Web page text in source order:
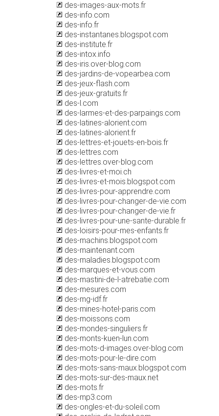
des-images-aux-mots.fr
des-info.com
des-info.fr
des-instantanes.blogspot.com
des-institute.fr
des-intox.info
des-iris.over-blog.com
des-jardins-de-vopearbea.com
des-jeux-flash.com
des-jeux-gratuits.fr
des-l.com
des-larmes-et-des-parpaings.com
des-latines-alorient.com
des-latines-alorient.fr
des-lettres-et-jouets-en-bois.fr
des-lettres.com
des-lettres.over-blog.com
des-livres-et-moi.ch
des-livres-et-mois.blogspot.com
des-livres-pour-apprendre.com
des-livres-pour-changer-de-vie.com
des-livres-pour-changer-de-vie.fr
des-livres-pour-une-sante-durable.fr
des-loisirs-pour-mes-enfants.fr
des-machins.blogspot.com
des-maintenant.com
des-maladies.blogspot.com
des-marques-et-vous.com
des-mastini-de-l-atrebatie.com
des-mesures.com
des-mg-idf.fr
des-mines-hotel-paris.com
des-moissons.com
des-mondes-singuliers.fr
des-monts-kuen-lun.com
des-mots-d-images.over-blog.com
des-mots-pour-le-dire.com
des-mots-sans-maux.blogspot.com
des-mots-sur-des-maux.net
des-mots.fr
des-mp3.com
des-ongles-et-du-soleil.com